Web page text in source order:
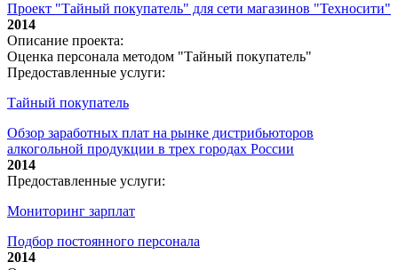
Проект "Тайный покупатель" для сети магазинов "Техносити"
2014
Описание проекта:
Оценка персонала методом "Тайный покупатель"
Предоставленные услуги:
Тайный покупатель
Обзор заработных плат на рынке дистрибьюторов
алкогольной продукции в трех городах России
2014
Предоставленные услуги:
Мониторинг зарплат
Подбор постоянного персонала
2014